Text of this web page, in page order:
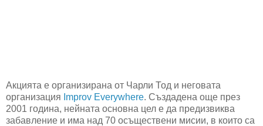
Акцията е организирана от Чарли Тод и неговата
организация Improv Everywhere. Създадена още през
2001 година, нейната основна цел е да предизвиква
забавление и има над 70 осъществени мисии, в които са